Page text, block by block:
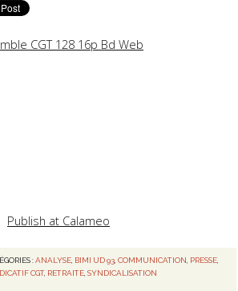
CGT 128 16p Bd Web
Publish at Calameo
:ANALYSE, BIMI UD 93, COMMUNICATION, PRESSE,
CGT, RETRAITE,SYNDICALISATION